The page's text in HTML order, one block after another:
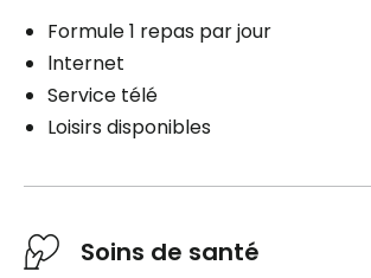
Formule 1 repas par jour
lnternet
Service télé
Loisirs disponibles
Soins de santé